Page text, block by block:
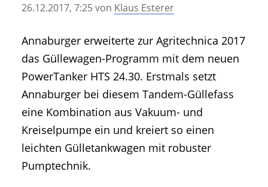
26.12.2017, 7:25von Klaus Esterer
Annaburger erweiterte zur Agritechnica 2017
das Güllewagen-Programm mit dem neuen
PowerTanker HTS 24.30. Erstmals setzt
Annaburger bei diesem Tandem-Güllefass
eine Kombination aus Vakuum- und
Kreiselpumpe ein und kreiert so einen
leichten Gülletankwagen mit robuster
Pumptechnik.